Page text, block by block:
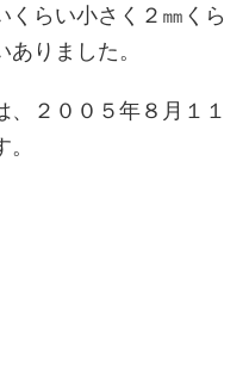
くらい小さく２㎜くら
りました。
、２００５年８月１１